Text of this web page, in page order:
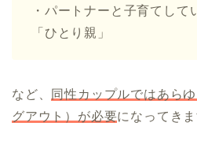
・パートナーと子育てして
「ひとり親」
など、 同性カップルではあら
グアウト）が必要になってきま